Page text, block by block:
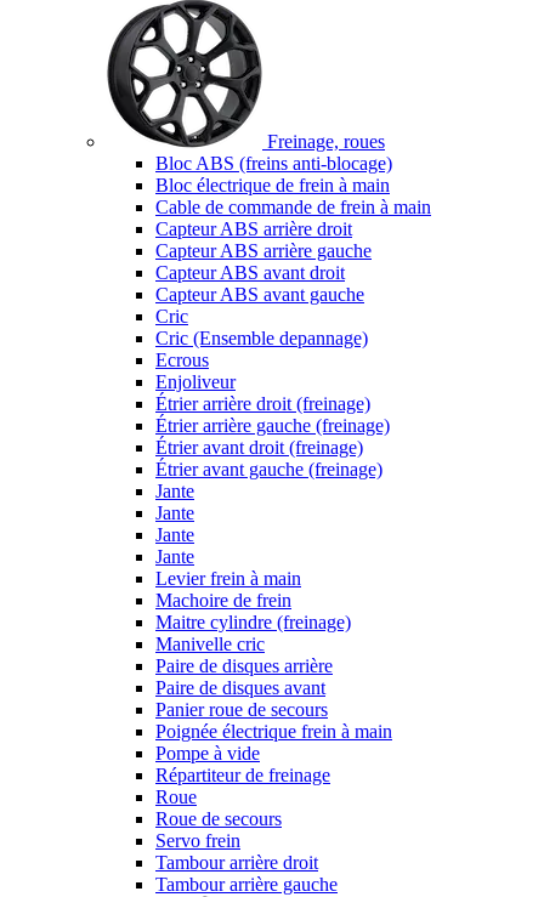
Freinage, roues
Bloc ABS (freins anti-blocage)
Bloc électrique de frein à main
Cable de commande de frein à main
Capteur ABS arrière droit
Capteur ABS arrière gauche
Capteur ABS avant droit
Capteur ABS avant gauche
Cric
Cric (Ensemble depannage)
Ecrous
Enjoliveur
Étrier arrière droit (freinage)
Étrier arrière gauche (freinage)
Étrier avant droit (freinage)
Étrier avant gauche (freinage)
Jante
Jante
Jante
Jante
Levier frein à main
Machoire de frein
Maitre cylindre (freinage)
Manivelle cric
Paire de disques arrière
Paire de disques avant
Panier roue de secours
Poignée électrique frein à main
Pompe à vide
Répartiteur de freinage
Roue
Roue de secours
Servo frein
Tambour arrière droit
Tambour arrière gauche